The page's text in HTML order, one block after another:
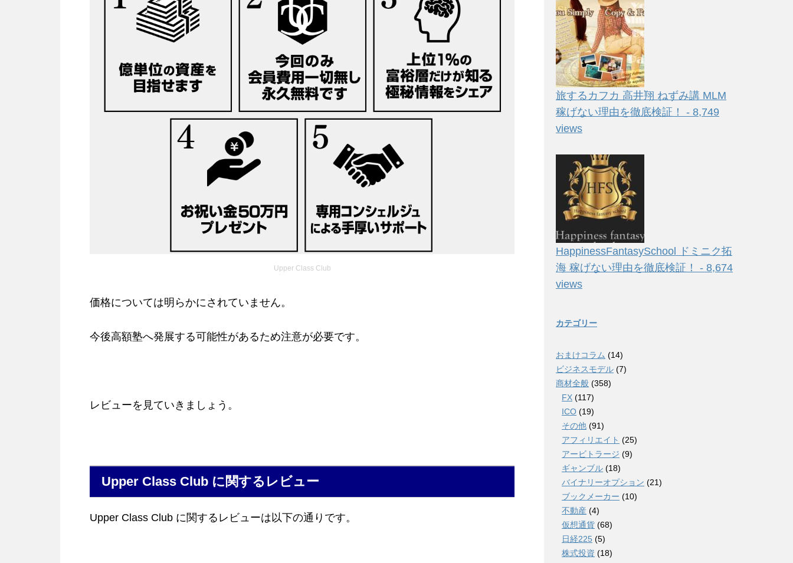
Upper Class Club
価格については明らかにされていません。
今後高額塾へ発展する可能性があるため注意が必要です。
レビューを見ていきましょう。
Upper Class Club に関するレビュー
Upper Class Club に関するレビューは以下の通りです。
旅するカフカ 高井翔 ねずみ講 MLM
稼げない理由を徹底検証！ - 8,749
views
HappinessFantasySchool ドミニク拓
海 稼げない理由を徹底検証！ - 8,674
views
カテゴリー
おまけコラム (14)
ビジネスモデル (7)
商材全般 (358)
FX (117)
ICO (19)
その他 (91)
アフィリエイト (25)
アービトラージ (9)
ギャンブル (18)
バイナリーオプション (21)
ブックメーカー (10)
不動産 (4)
仮想通貨 (68)
日経225 (5)
株式投資 (18)